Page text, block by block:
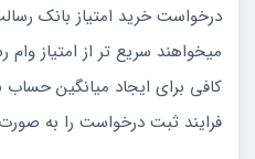
درخواست خرید امتیاز بانک
میخواهند سریع تر از امتیاز وام
کافی برای ایجاد میانگین حساب
فرایند ثبت درخواست را به